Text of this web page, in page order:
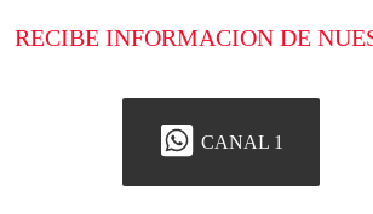
RECIBE INFORMACION DE
CANAL 1